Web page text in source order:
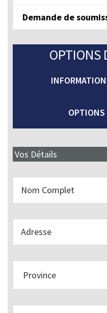
Demande de
OPTIONS
OPTIONS
Vos Détails